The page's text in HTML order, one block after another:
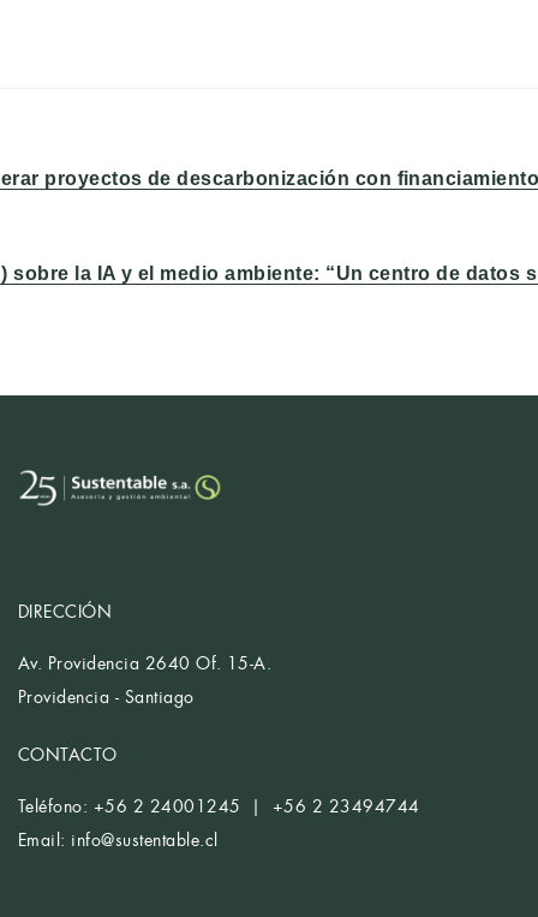
proyectos de descarbonización con
sobre la IA y el medio ambiente: “Un centro de datos
DIRECCIÓN
Av. Providencia 2640 Of. 15-A.
Providencia - Santiago
CONTACTO
Teléfono: +56 2 24001245 | +56 2 23494744
Email: info@sustentable.cl